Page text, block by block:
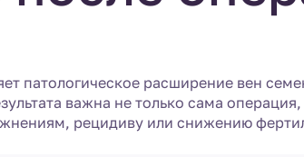
патологическое расширение вен
важна не только сама
рецидиву или снижению